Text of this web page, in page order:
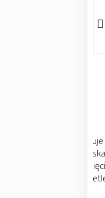
Korkowe podkładki z eleganckim wzorem zabezpieczą blat stołu przed poplamieniem, a także powstaniem na